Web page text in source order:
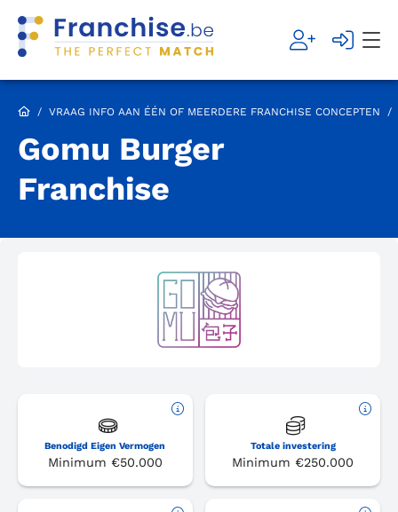
/ VRAAG INFO AAN ÉÉN OF MEERDERE FRANCHISE CONCEPTEN /
Gomu Burger
Franchise
Benodigd Eigen Vermogen
Minimum €50.000
Totale investering
Minimum €250.000